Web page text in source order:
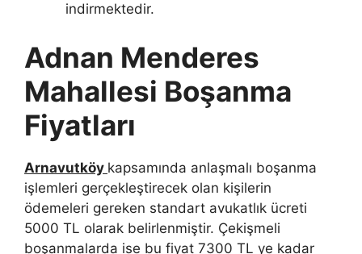
indirmektedir.
Adnan Menderes
Mahallesi Boşanma
Fiyatları
Arnavutköy kapsamında anlaşmalı boşanma
işlemleri gerçekleştirecek olan kişilerin
ödemeleri gereken standart avukatlık ücreti
5000 TL olarak belirlenmiştir. Çekişmeli
boşanmalarda ise bu fiyat 7300 TL ye kadar